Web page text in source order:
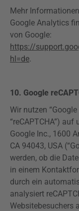
Mehr
Google Analytics
von Google:
https://
hl=de.
10. Google
Wir nutzen “Google
“reCAPTCHA”) auf
Google Inc., 1600
CA 94043, USA
werden, ob die
in einem
durch ein
analysiert
Websitebesuchers